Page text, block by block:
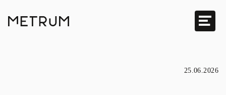
25.06.2026